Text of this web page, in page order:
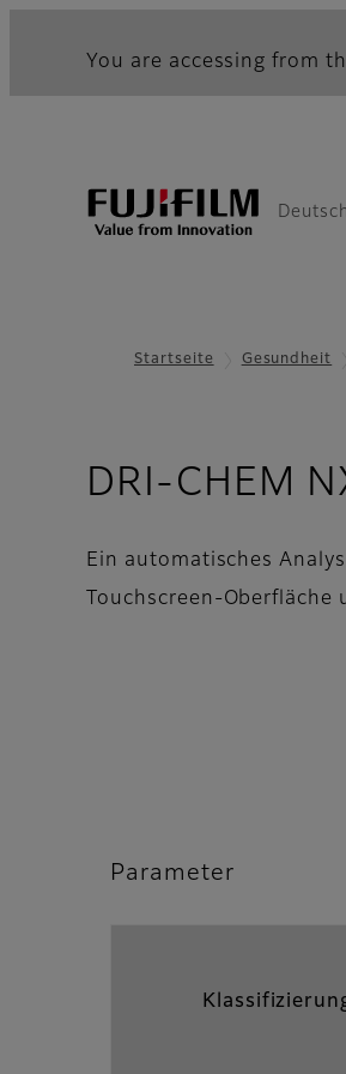
You are accessing from
Startseite Gesundheit
DRI-CHEM
Ein automatisches
Touchscreen-Oberfläche
Parameter